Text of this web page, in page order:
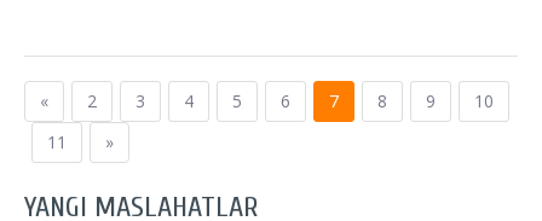
« 2 3 4 5 6 7 8 9
10
11
»
YANGI MASLAHATLAR